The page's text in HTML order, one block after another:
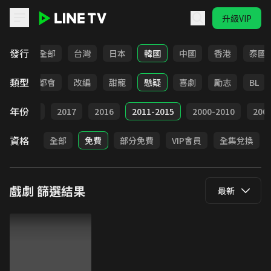
升級VIP
發行 全部 台灣 日本 韓國 中國 香港 泰國
類型
愛情 都會 改編 甜寵 懸疑 喜劇 勵志 BL
年份
2018 2017 2016 2011-2015 2000-2010
資格 全部 免費 部分免費 VIP會員 全集兌換
戲劇 篩選結果 最新